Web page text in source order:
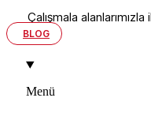
Çalışmala
BLOG
Menü